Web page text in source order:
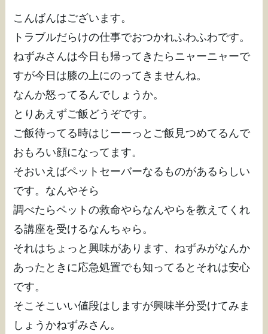
こんばんはございます。
トラブルだらけの仕事でおつかれふわふわです。
ねずみさんは今日も帰ってきたらニャーニャーで
すが今日は膝の上にのってきませんね。
なんか怒ってるんでしょうか。
とりあえずご飯どうぞです。
ご飯待ってる時はじーーっとご飯見つめてるんで
おもろい顔になってます。
そおいえばペットセーバーなるものがあるらしい
です。なんやそら
調べたらペットの救命やらなんやらを教えてくれ
る講座を受けるなんちゃら。
それはちょっと興味があります、ねずみがなんか
あったときに応急処置でも知ってるとそれは安心
です。
そこそこいい値段はしますが興味半分受けてみま
しょうかねずみさん。